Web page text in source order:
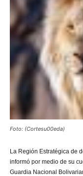
Foto: (Cortesu00eda)
La Región Estratégica de
informó por medio de su
Guardia Nacional